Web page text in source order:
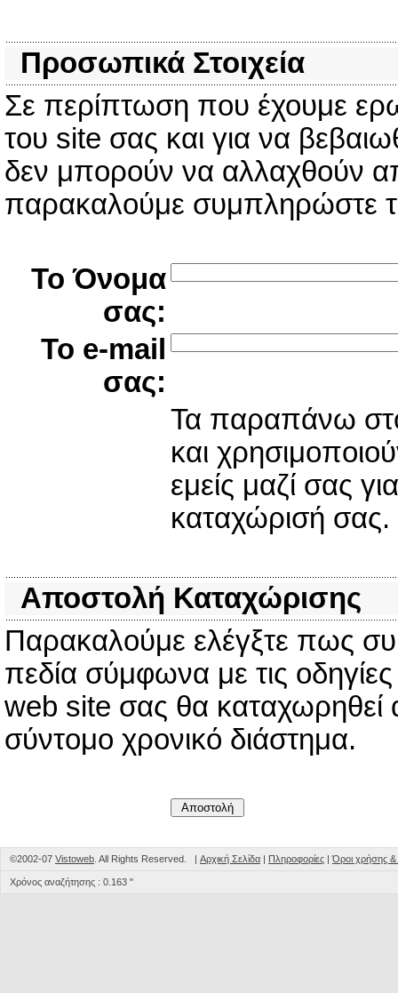
Προσωπικά Στοιχεία
Σε περίπτωση που έχουμε
του site σας και για να
δεν μπορούν να αλλαχθούν
παρακαλούμε συμπληρώστε
Το Όνομα
σας:
Το e-mail
σας:
Τα παραπάνω
και
εμείς μαζί σας
καταχώρισή σας.
Αποστολή Καταχώρισης
Παρακαλούμε ελέγξτε πως
πεδία σύμφωνα με τις
web site σας θα καταχωρηθεί
σύντομο χρονικό διάστημα.
©2002-07 Vistoweb . All Rights Reserved. | Αρχική Σελίδα | Πληροφορίες |Όροι χρήσης
Χρόνος αναζήτησης : 0.163 "